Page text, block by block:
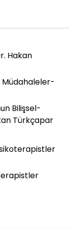
Hakan
Müdahaleler-
Bilişsel-
Türkçapar